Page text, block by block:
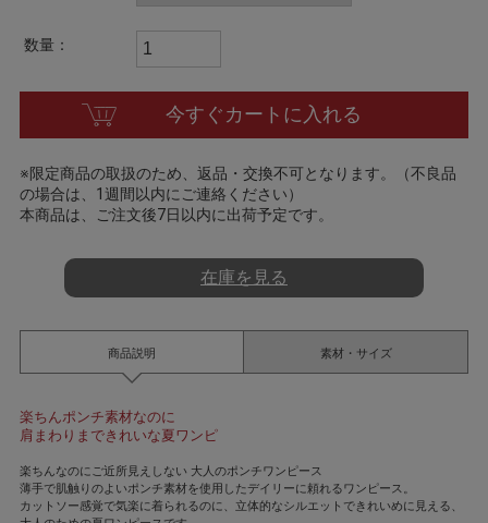
数量：
今すぐカートに入れる
※限定商品の取扱のため、返品・交換不可となります。（不良品
の場合は、1週間以内にご連絡ください）
本商品は、ご注文後7日以内に出荷予定です。
在庫を見る
商品説明
楽ちんポンチ素材なのに
肩まわりまできれいな夏ワンピ
楽ちんなのにご近所見えしない 大人のポンチワンピース
薄手で肌触りのよいポンチ素材を使用したデイリーに頼れるワンピース。
カットソー感覚で気楽に着られるのに、立体的なシルエットできれいめに見える、
素材・サイズ